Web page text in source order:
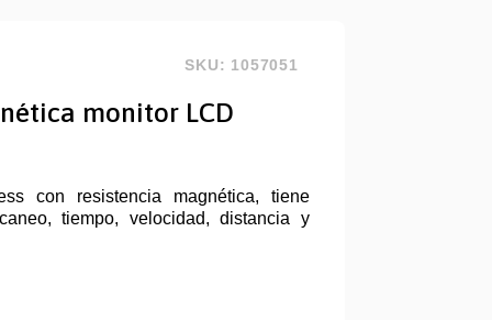
SKU: 1057051
monitor LCD
con resistencia magnética, tiene
tiempo, velocidad, distancia y